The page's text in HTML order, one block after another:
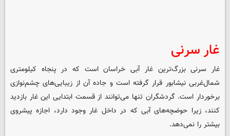
غار سرنی
غار سرنی بزرگ‌ترین غار آبی خراسان است که در پنجاه کیلومتری
شمال‌غربی نیشابور قرار گرفته است و جاده آن از زیبایی‌های چشم‌نوازی
برخوردار است. گردشگران تنها می‌توانند از قسمت ابتدایی این غار بازدید
کنند، زیرا حوضچه‌های آبی که در داخل غار وجود دارد، اجازه پیشروی
بیشتر را نمی‌دهد.